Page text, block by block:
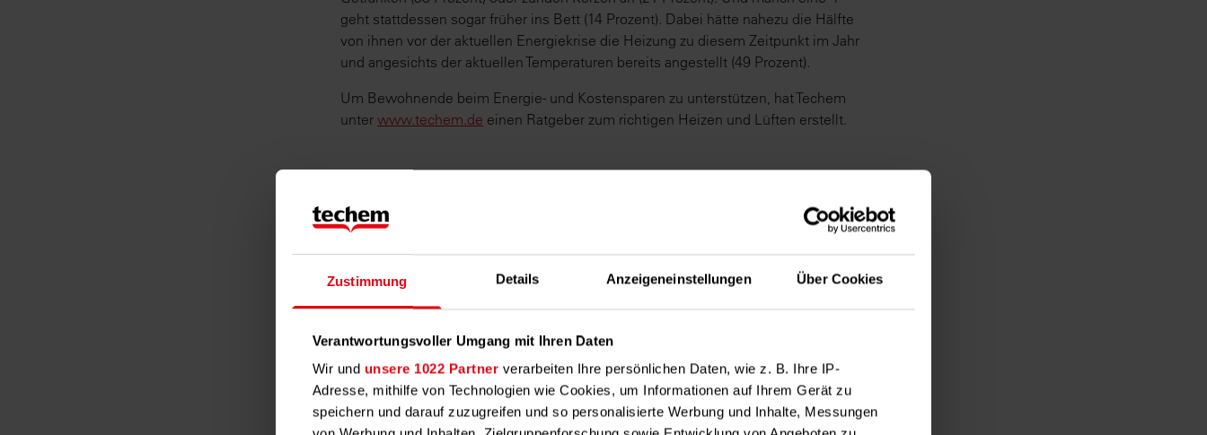
Zustimmung Details Anzeigeneinstellungen Über Cookies
Verantwortungsvoller Umgang mit Ihren Daten
Wir und unsere 1022 Partner verarbeiten Ihre persönlichen Daten, wie z. B. Ihre IP-
Adresse, mithilfe von Technologien wie Cookies, um Informationen auf Ihrem Gerät zu
speichern und darauf zuzugreifen und so personalisierte Werbung und Inhalte, Messungen
geht stattdessen sogar früher ins Bett (14 Prozent). Dabei hätte nahezu die Hälfte
von ihnen vor der aktuellen Energiekrise die Heizung zu diesem Zeitpunkt im Jahr
und angesichts der aktuellen Temperaturen bereits angestellt (49 Prozent).
Um Bewohnende beim Energie- und Kostensparen zu unterstützen, hat Techem
unterwww.techem.de einen Ratgeber zum richtigen Heizen und Lüften erstellt.